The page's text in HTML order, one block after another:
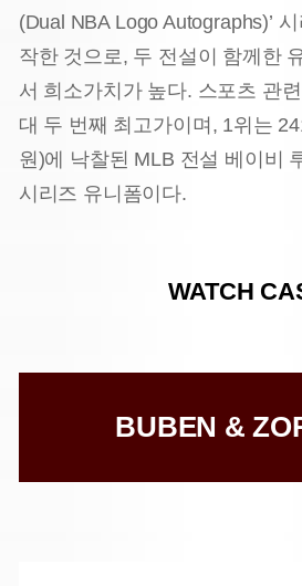
(Dual NBA Logo Autographs)’
작한 것으로, 두 전설이 함께한
서 희소가치가 높다. 스포츠 관
대 두 번째 최고가이며, 1위는
원)에 낙찰된 MLB 전설 베이비
시리즈 유니폼이다.
WATCH
BUBEN &